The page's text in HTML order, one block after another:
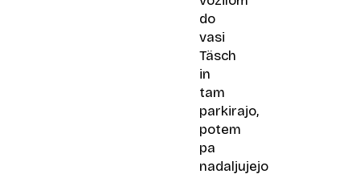
do
vasi
Täsch
in
tam
parkirajo,
potem
pa
nadaljujejo